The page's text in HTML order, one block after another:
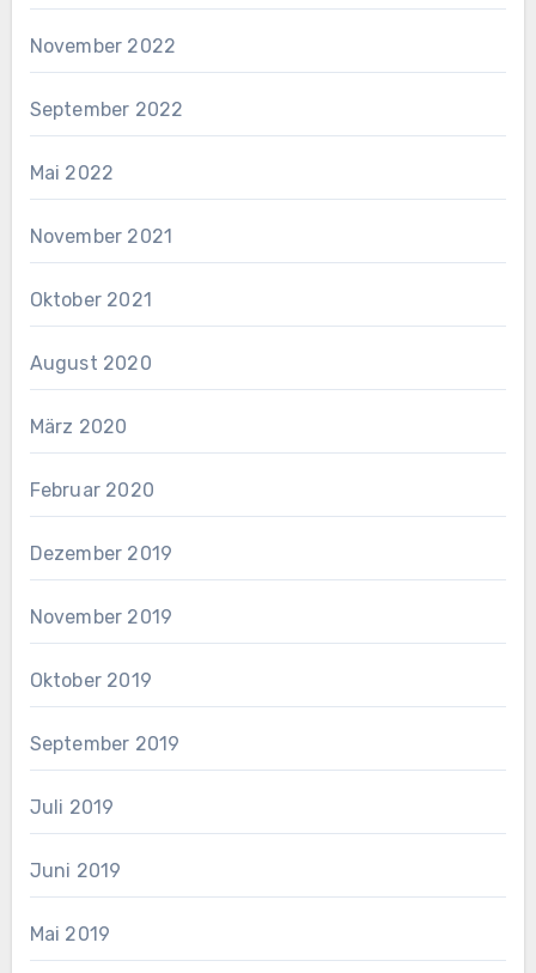
November 2022
September 2022
Mai 2022
November 2021
Oktober 2021
August 2020
März 2020
Februar 2020
Dezember 2019
November 2019
Oktober 2019
September 2019
Juli 2019
Juni 2019
Mai 2019